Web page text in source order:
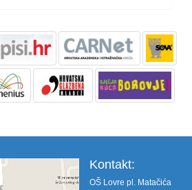
Kontakt:
OŠ Lovre pl. Matačića